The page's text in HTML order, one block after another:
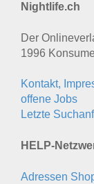
Nightlife.ch
Der
1996
Kontakt,
offene Jobs
Letzte
HELP-
Adressen